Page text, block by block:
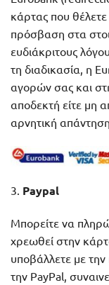
κάρτας που
πρόσβαση στα
ευδιάκριτους
τη διαδικασία, η
αγορών σας και
αποδεκτή είτε μη
αρνητική απάντηση.
3. Paypal
Μπορείτε να
χρεωθεί στην
υποβάλλετε με
την PayPal,